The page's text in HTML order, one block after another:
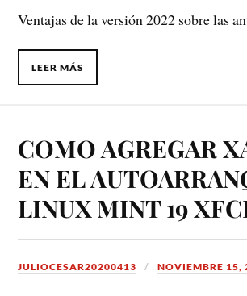
Ventajas de la versión 2022 sobre las
LEER MÁS
COMO AGREGAR
EN EL
LINUX MINT 19
JULIOCESAR20200413 NOVIEMBRE 15,